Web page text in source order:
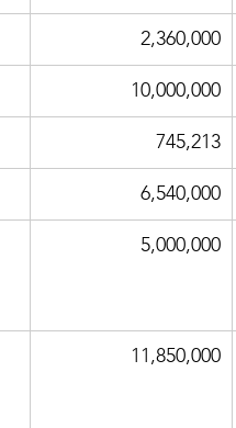
2,360,000
10,000,000
745,213
6,540,000
5,000,000
11,850,000